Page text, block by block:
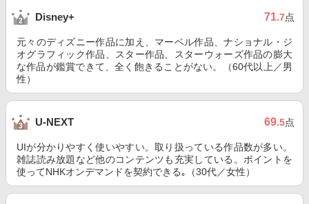
Disney+ 71.7点
元々のディズニー作品に加え、マーベル作品、ナショナル・ジ
オグラフィック作品、スター作品、スターウォーズ作品の膨大
な作品が鑑賞できて、全く飽きることがない。（60代以上／男
性）
U-NEXT 69.5点
UIが分かりやすく使いやすい。取り扱っている作品数が多い。
雑誌読み放題など他のコンテンツも充実している。ポイントを
使ってNHKオンデマンドを契約できる｡（30代／女性）